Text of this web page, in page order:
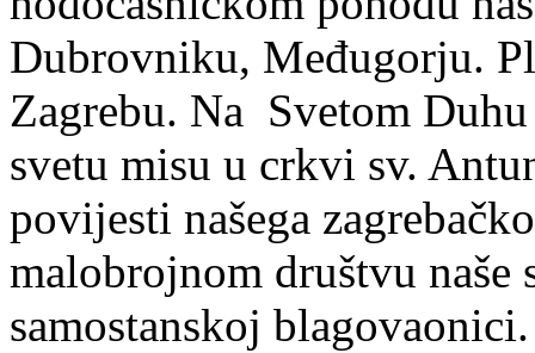
Dubrovniku, Međugorju.
Zagrebu. Na Svetom
svetu misu u crkvi sv.
povijesti našega
malobrojnom društvu
samostanskoj blagovaonici.